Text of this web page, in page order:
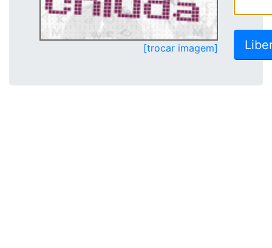
[trocar imagem]